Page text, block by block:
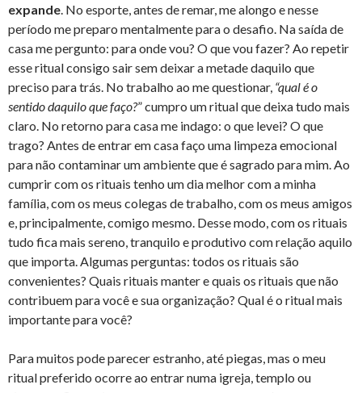
expande . No esporte, antes de remar, me alongo e nesse
período me preparo mentalmente para o desafio. Na saída de
casa me pergunto: para onde vou? O que vou fazer? Ao repetir
esse ritual consigo sair sem deixar a metade daquilo que
preciso para trás. No trabalho ao me questionar, “qual é o
sentido daquilo que faço?” cumpro um ritual que deixa tudo mais
claro. No retorno para casa me indago: o que levei? O que
trago? Antes de entrar em casa faço uma limpeza emocional
para não contaminar um ambiente que é sagrado para mim. Ao
cumprir com os rituais tenho um dia melhor com a minha
família, com os meus colegas de trabalho, com os meus amigos
e, principalmente, comigo mesmo. Desse modo, com os rituais
tudo fica mais sereno, tranquilo e produtivo com relação aquilo
que importa. Algumas perguntas: todos os rituais são
convenientes? Quais rituais manter e quais os rituais que não
contribuem para você e sua organização? Qual é o ritual mais
importante para você?
Para muitos pode parecer estranho, até piegas, mas o meu
ritual preferido ocorre ao entrar numa igreja, templo ou